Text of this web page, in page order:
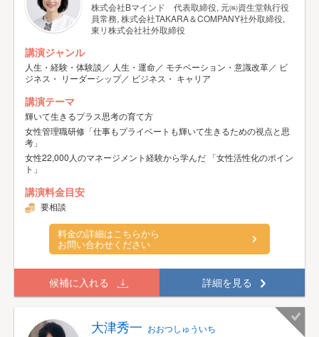
株式会社Bマインド 代表取締役, 元㈱資生堂執行役
員常務, 株式会社TAKARA＆COMPANY社外取締役,
東リ株式会社社外取締役
講演ジャンル
人生・経験・体験談／ 人生・運命／ モチベーション・意識改革／ ビ
ジネス・ リーダーシップ／ ビジネス・ キャリア
講演テーマ
輝いて生きるプラス思考の育て方
女性管理職研修「仕事もプライベートも輝いて生きるための視点と思
考」
女性22,000人のマネージメント経験から学んだ 「女性活性化のポイン
ト」
講演料金目安
要相談
料金の詳細はこちらから
お問い合わせください
候補に入れる 詳細を見る
大津秀一 おおつしゅういち